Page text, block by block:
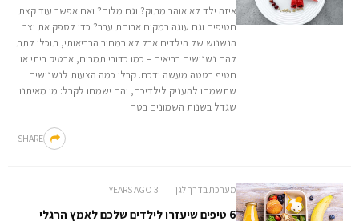
איזה ילד לא אוהב מתוק? וגם מלוח? ואם אפשר עוד קצת
חטיפים וגם עוגה במקום ארוחת ערב? כדי לספק את יצר
הנשנוש של הילדים אבל לא במחיר הבריאותי, תוכלו לתת
להם נשנושים בריאים – כמו כדורי תמרים, ארטיק ביתי או
חטיף בטטה מעשה ידכם. קבלו כמה הצעות לנשנושים
שתשמחו להעניק לילדיכם, והם ישמחו לקבל: מי מאיתנו
שגדל בשנות השמונים בטח
SHARE
מערכת בדרך לגן 3 YEARS AGO
6 טיפים שיעזרו לילדים שלכם לאמץ הרגלי